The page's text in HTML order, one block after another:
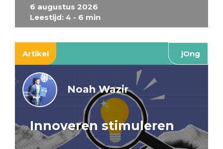
6 augustus 2026
Leestijd: 4 - 6 min
Artikel jOng
Noah Wazir
Innoveren stimuleren